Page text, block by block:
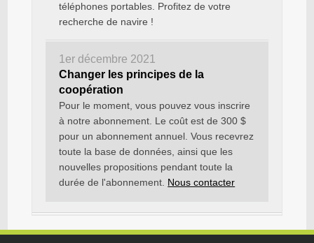
téléphones portables. Profitez de votre
recherche de navire !
1er décembre 2021
Changer les principes de la
coopération
Pour le moment, vous pouvez vous inscrire
à notre abonnement. Le coût est de 300 $
pour un abonnement annuel. Vous recevrez
toute la base de données, ainsi que les
nouvelles propositions pendant toute la
durée de l'abonnement. Nous contacter